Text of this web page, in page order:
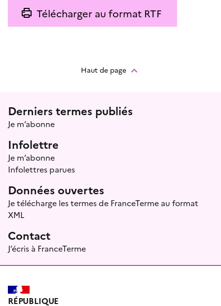
Télécharger au format RTF
Haut de page
Menu prefooter
Derniers termes publiés
Je m’abonne
Infolettre
Je m’abonne
Infolettres parues
Données ouvertes
Je télécharge les termes de FranceTerme au format
XML
Contact
J’écris à FranceTerme
RÉPUBLIQUE